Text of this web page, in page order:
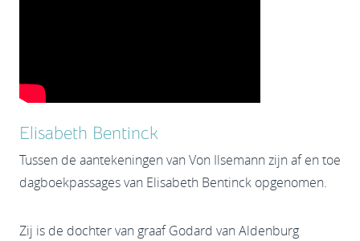
Elisabeth Bentinck
Tussen de aantekeningen van Von Ilsemann zijn af en toe
dagboekpassages van Elisabeth Bentinck opgenomen.
Zij is de dochter van graaf Godard van Aldenburg